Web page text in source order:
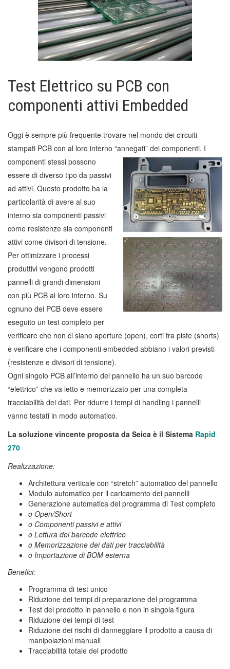
Test Elettrico su PCB con
componenti attivi Embedded
Oggi è sempre più frequente trovare nel mondo dei circuiti
stampati PCB con al loro interno “annegati” dei componenti. I
componenti stessi possono
essere di diverso tipo da passivi
ad attivi. Questo prodotto ha la
particolarità di avere al suo
interno sia componenti passivi
come resistenze sia componenti
attivi come divisori di tensione.
Per ottimizzare i processi
produttivi vengono prodotti
pannelli di grandi dimensioni
con più PCB al loro interno. Su
ognuno dei PCB deve essere
eseguito un test completo per
verificare che non ci siano aperture (open), corti tra piste (shorts)
e verificare che i componenti embedded abbiano i valori previsti
(resistenze e divisori di tensione).
Ogni singolo PCB all’interno del pannello ha un suo barcode
“elettrico” che va letto e memorizzato per una completa
tracciabilità dei dati. Per ridurre i tempi di handling i pannelli
vanno testati in modo automatico.
La soluzione vincente proposta da Seica è il Sistema Rapid
270
Realizzazione:
Architettura verticale con “stretch” automatico del pannello
Modulo automatico per il caricamento dei pannelli
Generazione automatica del programma di Test completo
o Open/Short
o Componenti passivi e attivi
o Lettura del barcode elettrico
o Memorizzazione dei dati per tracciabilità
o Importazione di BOM esterna
Benefici:
Programma di test unico
Riduzione dei tempi di preparazione del programma
Test del prodotto in pannello e non in singola figura
Riduzione dei tempi di test
Riduzione dei rischi di danneggiare il prodotto a causa di
manipolazioni manuali
Tracciabilità totale del prodotto